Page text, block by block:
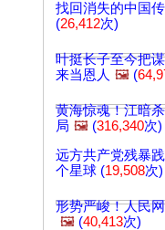
找回消失的中国
(26,412次)
叶挺长子至今把
来当恩人 🖼️ (
黄海惊魂！江暗
局 🖼️ (316,340次)
远方共产党残暴
个星球 (19,508次)
形势严峻！人民
🖼️ (40,413次)